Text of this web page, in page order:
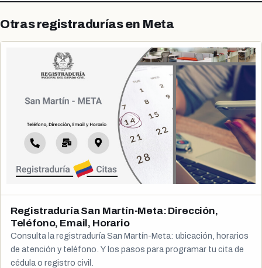
Otras registradurías en Meta
Registraduría San Martín-Meta: Dirección,
Teléfono, Email, Horario
Consulta la registraduría San Martín-Meta: ubicación, horarios
de atención y teléfono. Y los pasos para programar tu cita de
cédula o registro civil.